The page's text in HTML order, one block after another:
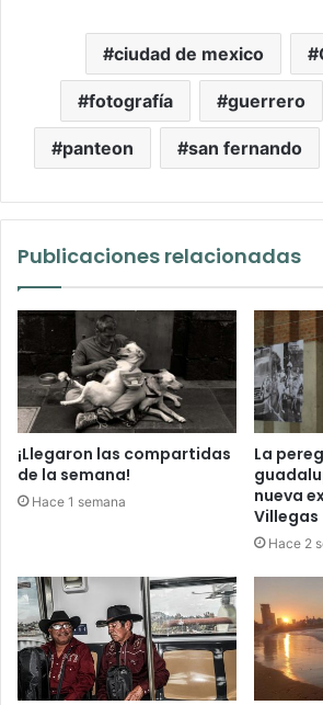
ciudad de mexico
fotografía guerrero
panteon san fernando
Publicaciones relacionadas
¡Llegaron las compartidas
de la semana!
Hace 1 semana
La
nueva
Villegas
Hace 2